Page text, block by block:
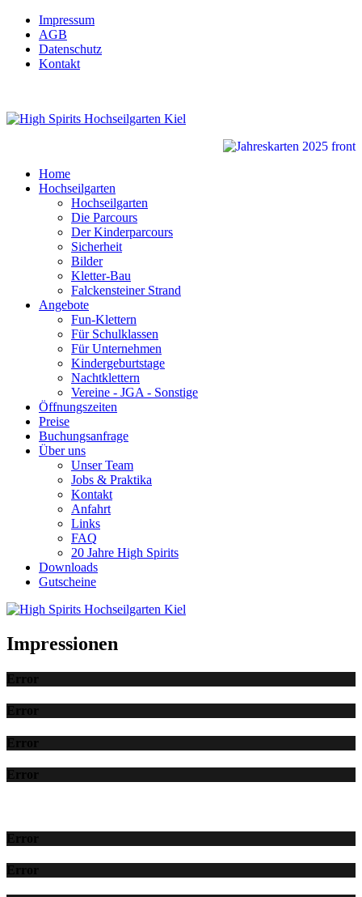
Impressum
AGB
Datenschutz
Kontakt
Home
Hochseilgarten
Hochseilgarten
Die Parcours
Der Kinderparcours
Sicherheit
Bilder
Kletter-Bau
Falckensteiner Strand
Angebote
Fun-Klettern
Für Schulklassen
Für Unternehmen
Kindergeburtstage
Nachtklettern
Vereine - JGA - Sonstige
Öffnungszeiten
Preise
Buchungsanfrage
Über uns
Unser Team
Jobs & Praktika
Kontakt
Anfahrt
Links
FAQ
20 Jahre High Spirits
Downloads
Gutscheine
Impressionen
Error
Error
Error
Error
Error
Error